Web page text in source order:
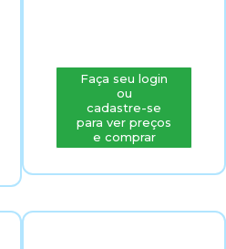
Faça seu login
ou
cadastre-se
para ver preços
e comprar